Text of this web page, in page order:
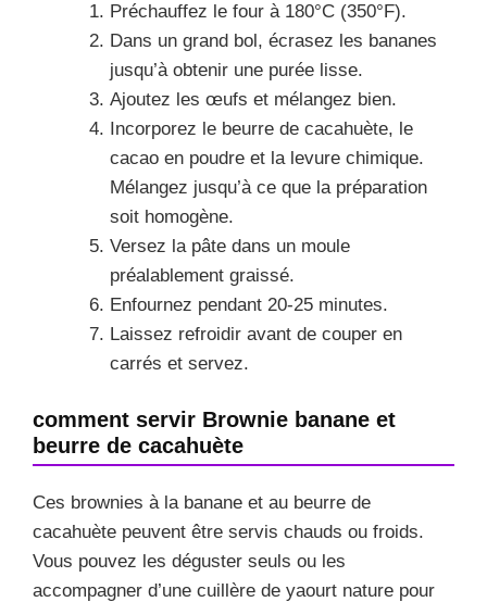
Préchauffez le four à 180°C (350°F).
Dans un grand bol, écrasez les bananes
jusqu’à obtenir une purée lisse.
Ajoutez les œufs et mélangez bien.
Incorporez le beurre de cacahuète, le
cacao en poudre et la levure chimique.
Mélangez jusqu’à ce que la préparation
soit homogène.
Versez la pâte dans un moule
préalablement graissé.
Enfournez pendant 20-25 minutes.
Laissez refroidir avant de couper en
carrés et servez.
comment servir Brownie banane et
beurre de cacahuète
Ces brownies à la banane et au beurre de
cacahuète peuvent être servis chauds ou froids.
Vous pouvez les déguster seuls ou les
accompagner d’une cuillère de yaourt nature pour